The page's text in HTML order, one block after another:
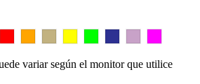
variar según el monitor que utilice